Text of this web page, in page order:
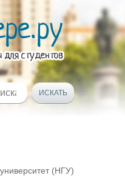
(НГУ)